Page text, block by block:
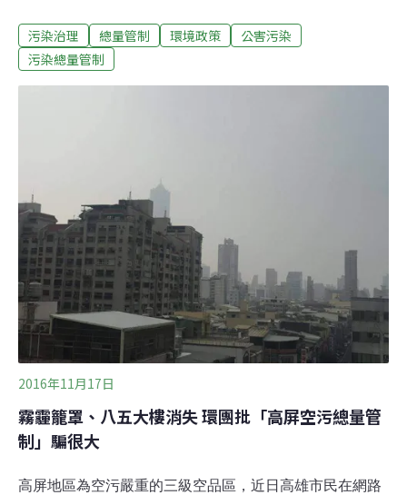
工廠或擴廠，請民眾安心，且現行數字已經顯示污染已經
呈現下降趨勢。對於關廠工廠的額度還可以釋出給新工廠
聲浪中，2015年6月30日「高屏地區空氣污染物總量管制
計畫」終於啟動。環保署規定高屏616家列管工廠在第一
期程（2015/6-2018/6）結束後，排放量須比「認可排放
量」再減5%。
污染治理 總量管制 環境政策
公害污染
污染總量管制
2016年11月17日
霧霾籠罩、八五大樓消失 環團批「高屏空污總量管
制」騙很大
高屏地區為空污嚴重的三級空品區，近日高雄市民在網路